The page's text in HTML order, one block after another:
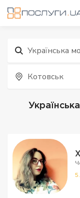
Українська
Котовськ